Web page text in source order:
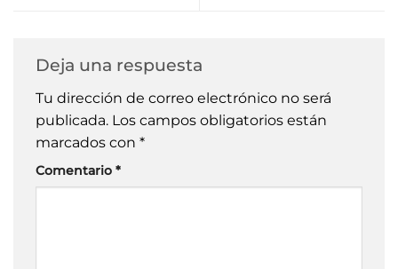
Deja una respuesta
Tu dirección de correo electrónico no será
publicada. Los campos obligatorios están
marcados con *
Comentario *